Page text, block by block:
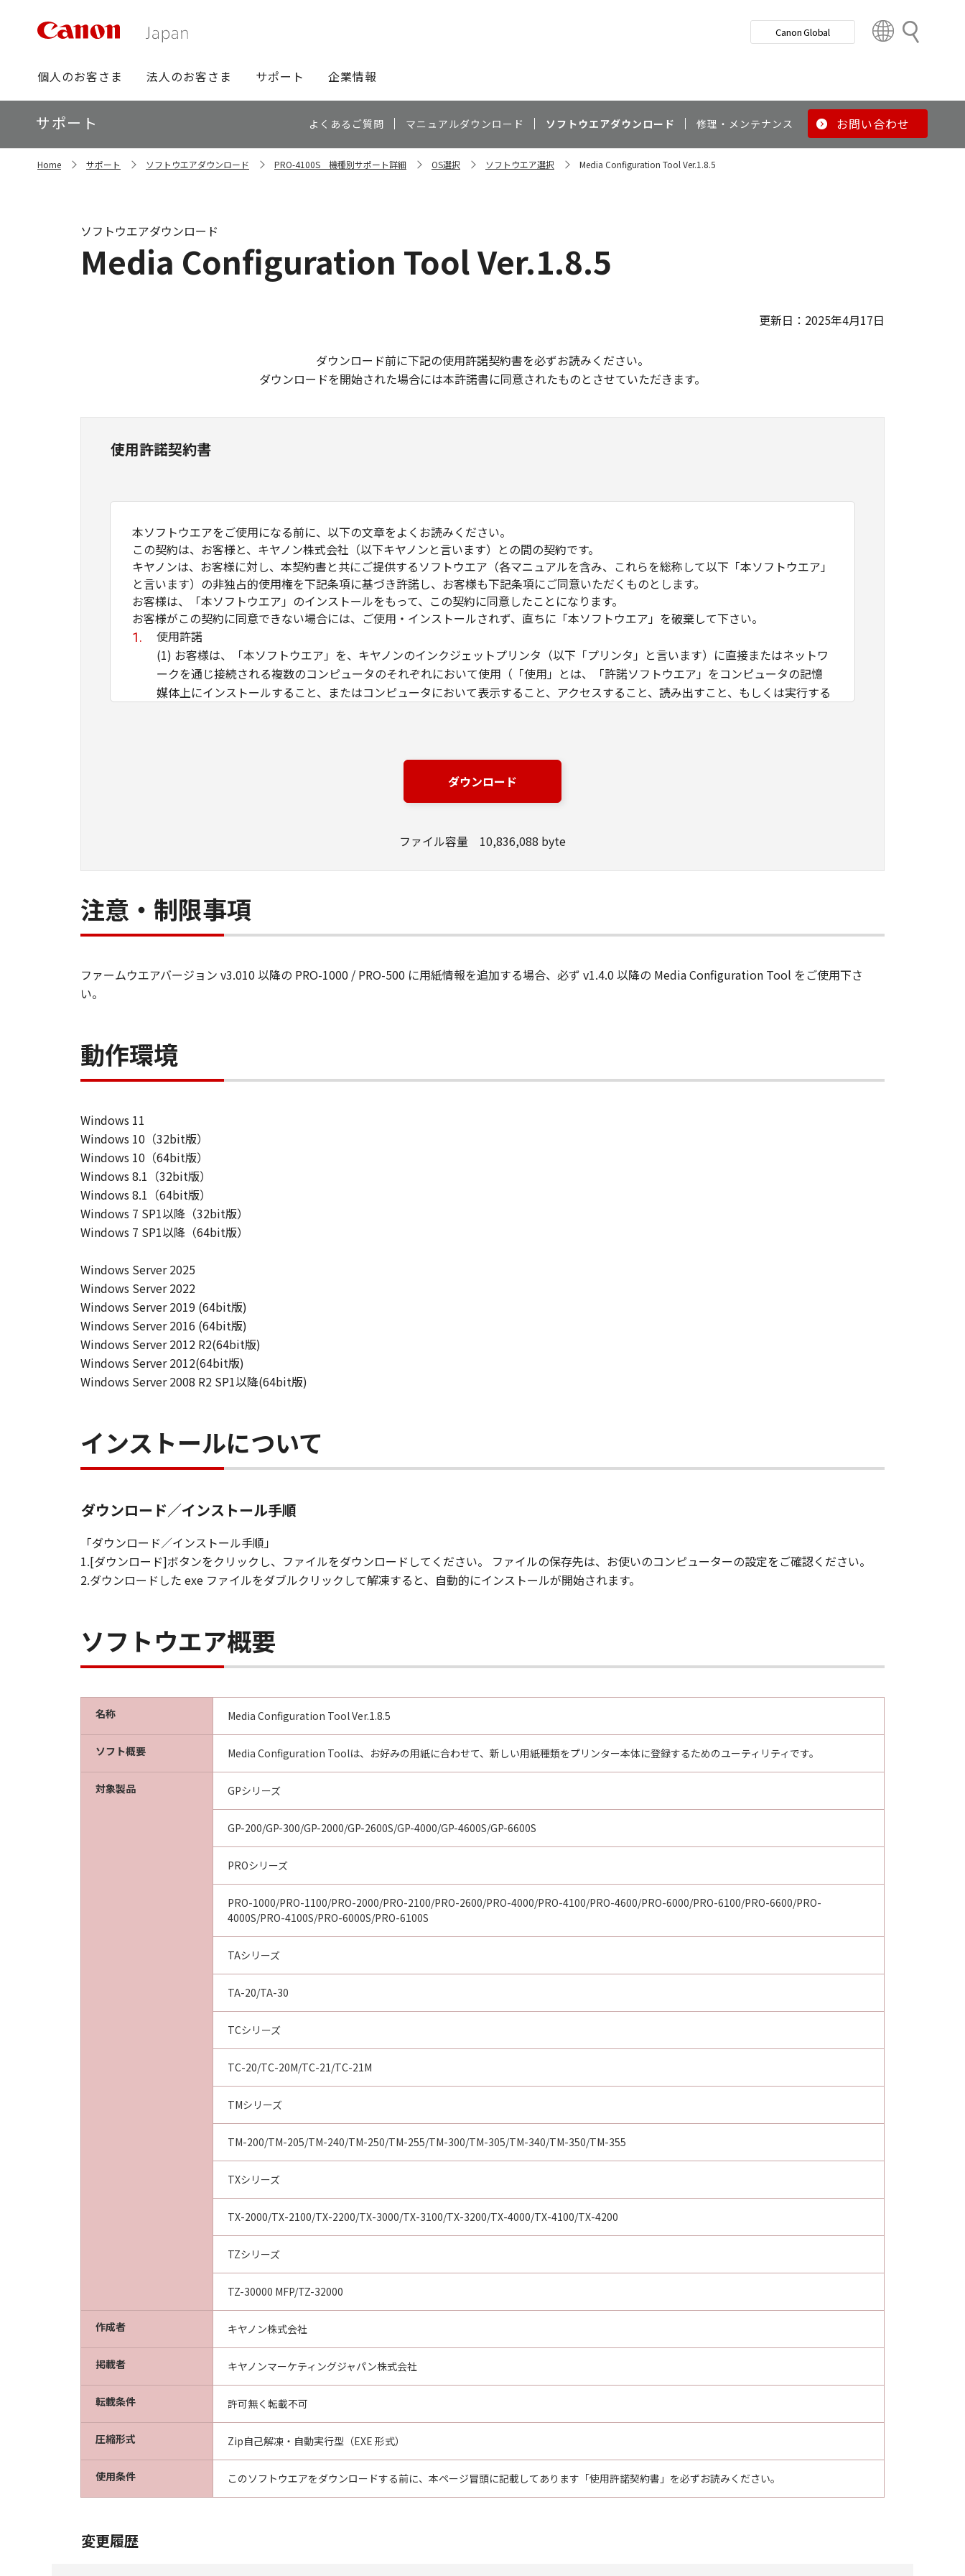
検
グ
ロ
ー
バ
ビ
個人のお客さま 法人のお客さま サポート 企業情報
Canon Global
t
y
ロ
ー
カ
ル
サポート よくあるご質問 マニュアルダウンロード ソフトウエアダウンロード 修理・メンテナンス お問い合わせ
Home サポート ソフトウエアダウンロード PRO-4100S 機種別サポート詳細 OS選択 ソフトウエア選択 Media Configuration Tool Ver.1.8.5
Media Configuration Tool Ver.1.8.5
ソフトウエアダウンロード
更新日：2025年4月17日
ダウンロード前に下記の使用許諾契約書を必ずお読みください。
ダウンロードを開始された場合には本許諾書に同意されたものとさせていただきます。
使用許諾契約書
本ソフトウエアをご使用になる前に、以下の文章をよくお読みください。
この契約は、お客様と、キヤノン株式会社（以下キヤノンと言います）との間の契約です。
キヤノンは、お客様に対し、本契約書と共にご提供するソフトウエア（各マニュアルを含み、これらを総称して以下「本ソフトウエア」
と言います）の非独占的使用権を下記条項に基づき許諾し、お客様も下記条項にご同意いただくものとします。
お客様は、「本ソフトウエア」のインストールをもって、この契約に同意したことになります。
お客様がこの契約に同意できない場合には、ご使用・インストールされず、直ちに「本ソフトウエア」を破棄して下さい。
使用許諾
(1) お客様は、「本ソフトウエア」を、キヤノンのインクジェットプリンタ（以下「プリンタ」と言います）に直接またはネットワ
ークを通じ接続される複数のコンピュータのそれぞれにおいて使用（「使用」とは、「許諾ソフトウエア」をコンピュータの記憶
媒体上にインストールすること、またはコンピュータにおいて表示すること、アクセスすること、読み出すこと、もしくは実行する
ものとします。 (2) お客様は、再使用許諾、譲渡、頒布、貸与その他の方法により、第三者に「本ソフトウエア」を使用もしくは利
(3) お客様は、「本ソフトウエア」の全部または一部を修正、改変、リバース・エンジニアリング、逆コンパイルまたは逆アセンブ
(4) 本契約に明示的に定める場合を除き、キヤノンは「本ソフトウエア」に関する知的財産権のいかなる権利もお客様に付与するも
「本ソフトウエア」及びその複製物に係る権限及び所有権は、その内容によりキヤノンまたはキヤノンのライセンサーに帰属しま
す。
「許諾ソフトウエア」が、CD-ROM等の記憶媒体に格納されて提供されている場合、キヤノンは、お客様が「許諾ソフトウエア」を
保証の否認・免責
(1) 「本ソフトウエア」は、『現状のまま』の状態で使用許諾されます。キヤノン、キヤノンの関連会社、それらの販売代理店及び販売
店は、「本ソフトウエア」に関して、商品性及び特定の目的への適合性の保証を含め、いかなる保証も、明示たると黙示たるとを問わず
(2) キヤノン、キヤノンの関連会社、それらの販売代理店及び販売店は、「許諾ソフトウエア」の使用または使用不能から生ずるいかな
る損害（逸失利益及びその他の派生的または付随的な損害を含むがこれらに限定されない）について、一切の責任を負わないものとしま
す。例え、キヤノン、キヤノンの関連会社、それらの販売代理店及び販売店がかかる損害の可能性について知らされていた場合でも同様
です。
(3) キヤノン、キヤノンの関連会社、それらの販売代理店及び販売店は、「本ソフトウエア」の使用に起因または関連してお客様と第三
者との間に生じたいかなる紛争についても、一切責任を負わないものとします。
(4) 以上が、「本ソフトウエア」に関するキヤノン、キヤノンの関連会社、それらの販売代理店及び販売店のすべての責任であり、お客
様の唯一の救済です。
お客様は、日本国政府または関連する外国政府より必要な認可等を得ることなしに「本ソフトウエア」の全部または一部を、直接または
間接に輸出してはなりません。
契約期間
(1) 本契約は、お客様が「本ソフトウエア」をインストールされた時点で発効し、下記(2)または(3)により終了されるまで有効に存続し
ます。
(2) お客様は、「本ソフトウエア」及びその複製物のすべてを廃棄及び消去することにより、本契約を終了させることができます。
(3) キヤノンは、お客様が本契約のいずれかの条項に違反した場合、直ちに本契約を終了させることができます。
(4) お客様は、上記(3)による本契約の終了後直ちに、「本ソフトウエア」及びその複製物のすべてを廃棄及び消去するものとします。
U.S. GOVERNMENT RESTRICTED RIGHTS NOTICE:
The Software is a "commercial item," as that term is defined at 48 C.F.R. 2.101 (Oct 1995), consisting of "commercial computer
Software with only those rights set forth herein. Manufacturer is Canon Inc./30-2, Shimomaruko 3-chome, Ohta-ku, Tokyo 146-
本条において、"the Software"という語は、本契約における「本ソフトウエア」を意味するものとします。
以上
ダウンロード
ファイル容量 10,836,088 byte
注意・制限事項
ファームウエアバージョン v3.010 以降の PRO-1000 / PRO-500 に用紙情報を追加する場合、必ず v1.4.0 以降の Media Configuration Tool をご使用下さ
い。
動作環境
Windows 11
Windows 10（32bit版）
Windows 10（64bit版）
Windows 8.1（32bit版）
Windows 8.1（64bit版）
Windows 7 SP1以降（32bit版）
Windows 7 SP1以降（64bit版）
Windows Server 2025
Windows Server 2022
Windows Server 2019 (64bit版)
Windows Server 2016 (64bit版)
Windows Server 2012 R2(64bit版)
Windows Server 2012(64bit版)
Windows Server 2008 R2 SP1以降(64bit版)
インストールについて
ダウンロード／インストール手順
「ダウンロード／インストール手順」
1.[ダウンロード]ボタンをクリックし、ファイルをダウンロードしてください。 ファイルの保存先は、お使いのコンピューターの設定をご確認ください。
2.ダウンロードした exe ファイルをダブルクリックして解凍すると、自動的にインストールが開始されます。
ソフトウエア概要
名称 Media Configuration Tool Ver.1.8.5
ソフト概要 Media Configuration Toolは、お好みの用紙に合わせて、新しい用紙種類をプリンター本体に登録するためのユーティリティです。
対象製品 GPシリーズ
GP-200/GP-300/GP-2000/GP-2600S/GP-4000/GP-4600S/GP-6600S
PROシリーズ
PRO-1000/PRO-1100/PRO-2000/PRO-2100/PRO-2600/PRO-4000/PRO-4100/PRO-4600/PRO-6000/PRO-6100/PRO-6600/PRO-
4000S/PRO-4100S/PRO-6000S/PRO-6100S
TAシリーズ
TA-20/TA-30
TCシリーズ
TC-20/TC-20M/TC-21/TC-21M
TMシリーズ
TM-200/TM-205/TM-240/TM-250/TM-255/TM-300/TM-305/TM-340/TM-350/TM-355
TXシリーズ
TX-2000/TX-2100/TX-2200/TX-3000/TX-3100/TX-3200/TX-4000/TX-4100/TX-4200
TZシリーズ
TZ-30000 MFP/TZ-32000
作成者 キヤノン株式会社
掲載者 キヤノンマーケティングジャパン株式会社
転載条件 許可無く転載不可
圧縮形式 Zip自己解凍・自動実行型（EXE 形式）
使用条件 このソフトウエアをダウンロードする前に、本ページ冒頭に記載してあります「使用許諾契約書」を必ずお読みください。
変更履歴